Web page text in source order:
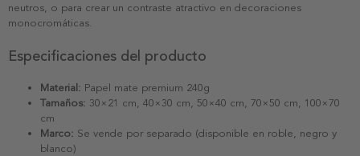
neutros, o para crear un contraste atractivo en decoraciones
monocromáticas.
Especificaciones del producto
Material: Papel mate premium 240g
Tamaños: 30×21 cm, 40×30 cm, 50×40 cm, 70×50 cm, 100×70
cm
Marco: Se vende por separado (disponible en roble, negro y
blanco)